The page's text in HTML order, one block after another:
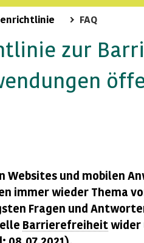
FAQ
zur
Websites und mobilen
immer wieder Thema
Fragen und
Barrierefreiheit wider